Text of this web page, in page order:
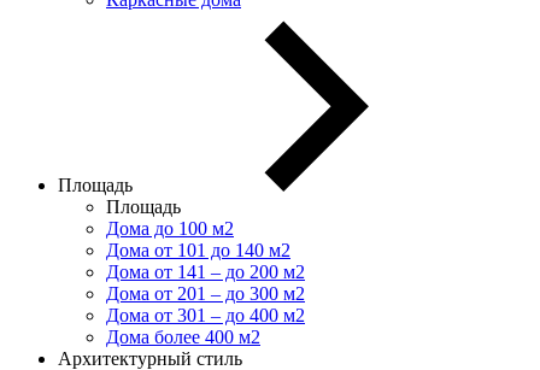
Площадь
Площадь
Дома до 100 м2
Дома от 101 до 140 м2
Дома от 141 – до 200 м2
Дома от 201 – до 300 м2
Дома от 301 – до 400 м2
Дома более 400 м2
Архитектурный стиль